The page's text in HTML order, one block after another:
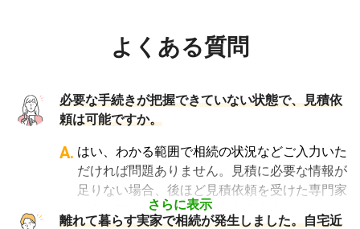
よくある質問
必要な手続きが把握できていない状態で、見積依
頼は可能ですか。
さらに表示
A. はい、わかる範囲で相続の状況などご入力いた
だければ問題ありません。見積に必要な情報が
足りない場合、後ほど見積依頼を受けた専門家
からヒアリングさせていただきます。
離れて暮らす実家で相続が発生しました。自宅近